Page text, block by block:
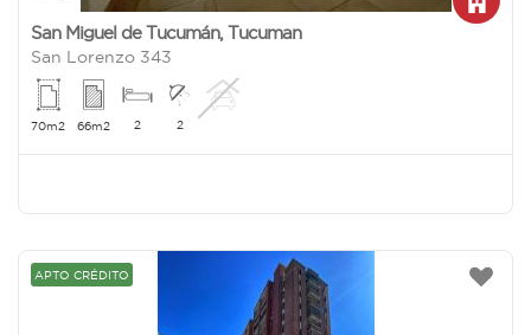
San Miguel de Tucumán, Tucuman
San Lorenzo 343
70m2 66m2 2 2
APTO CRÉDITO